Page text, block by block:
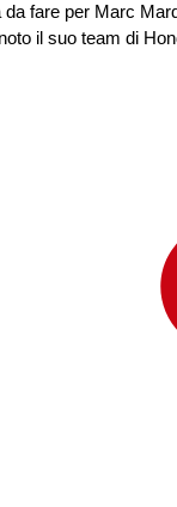
da fare per Marc
il suo team di